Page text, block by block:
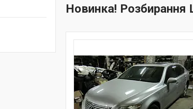
Новинка! Розбирання